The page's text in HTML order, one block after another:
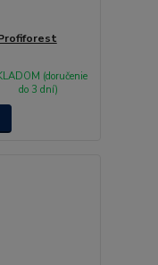
(doručenie
do 3 dní)